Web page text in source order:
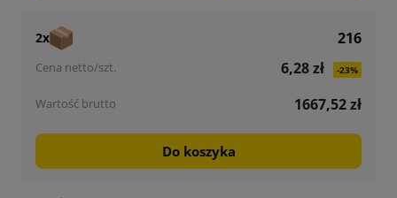
2x
216
6,28 zł
-23%
1667,52 zł
Do koszyka